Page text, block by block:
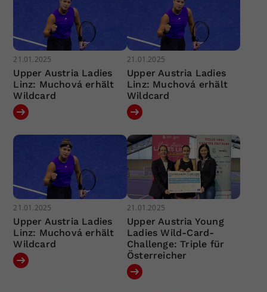
21.01.2025
Upper Austria Ladies
Linz: Muchová erhält
Wildcard
21.01.2025
Upper Austria Ladies
Linz: Muchová erhält
Wildcard
21.01.2025
Upper Austria Ladies
Linz: Muchová erhält
Wildcard
21.01.2025
Upper Austria Young
Ladies Wild-Card-
Challenge: Triple für
Österreicher